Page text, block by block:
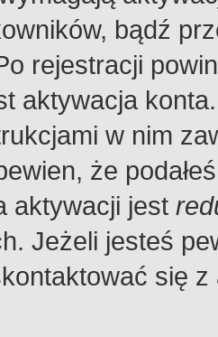
bądź
rejestracji
aktywacja
w nim
że
aktywacji jest
Jeżeli jesteś
się